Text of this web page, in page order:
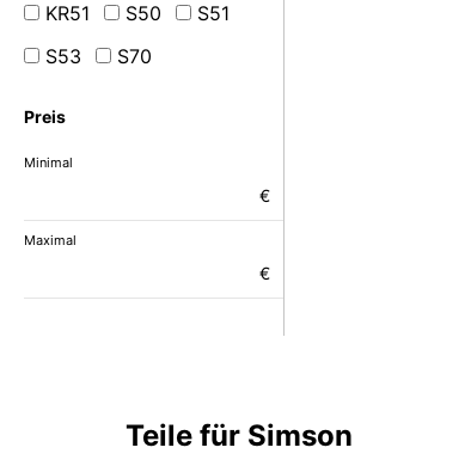
KR51 S50
S51
S53
S70
Preis
Minimal
€
Maximal
€
Teile für Simson